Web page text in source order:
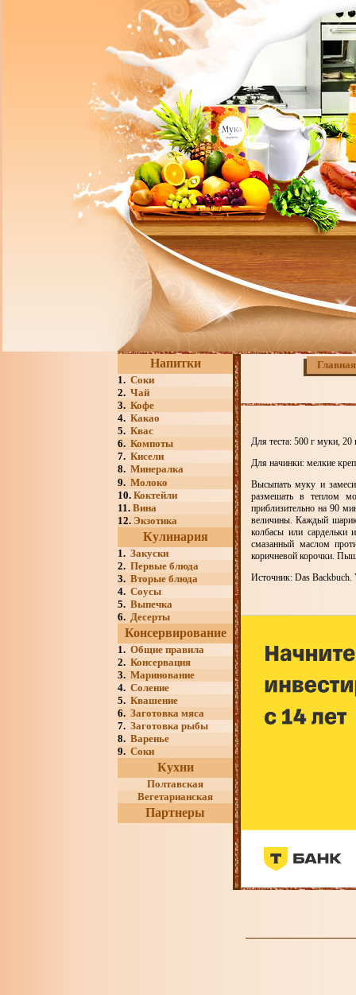
Напитки
1. Соки
2. Чай
3. Кофе
4. Какао
5. Квас
6. Компоты
7. Кисели
8. Минералка
9. Молоко
10. Коктейли
11. Вина
12. Экзотика
Кулинария
1. Закуски
2. Первые блюда
3. Вторые блюда
4. Соусы
5. Выпечка
6. Десерты
Консервирование
1. Общие правила
2. Консервация
3. Маринование
4. Соление
5. Квашение
6. Заготовка мяса
7. Заготовка рыбы
8. Варенье
9. Соки
Кухни
Полтавская
Вегетарианская
Партнеры
Главная
Для теста: 500 г муки, 20
Для начинки: мелкие
Высыпать муку и
размешать в теплом
приблизительно на 90
величины. Каждый
колбасы или сардельки
смазанный маслом
коричневой корочки.
Источник: Das Backbuch.